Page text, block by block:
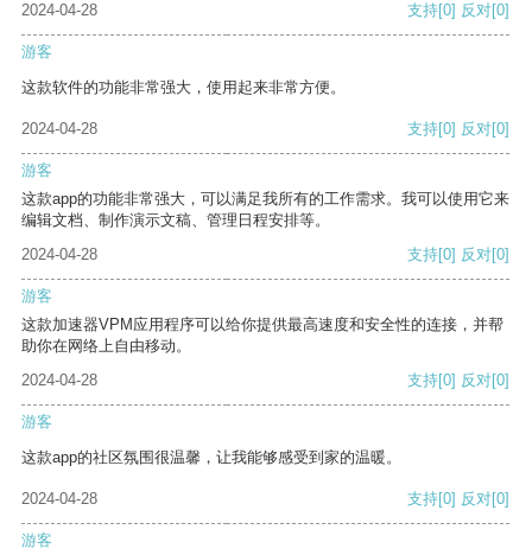
2024-04-28 支持[0] 反对[0]
游客
这款软件的功能非常强大，使用起来非常方便。
2024-04-28 支持[0] 反对[0]
游客
这款app的功能非常强大，可以满足我所有的工作需求。我可以使用它来
编辑文档、制作演示文稿、管理日程安排等。
2024-04-28
支持[0] 反对[0]
游客
这款加速器VPM应用程序可以给你提供最高速度和安全性的连接，并帮
助你在网络上自由移动。
2024-04-28
支持[0] 反对[0]
游客
这款app的社区氛围很温馨，让我能够感受到家的温暖。
2024-04-28 支持[0] 反对[0]
游客